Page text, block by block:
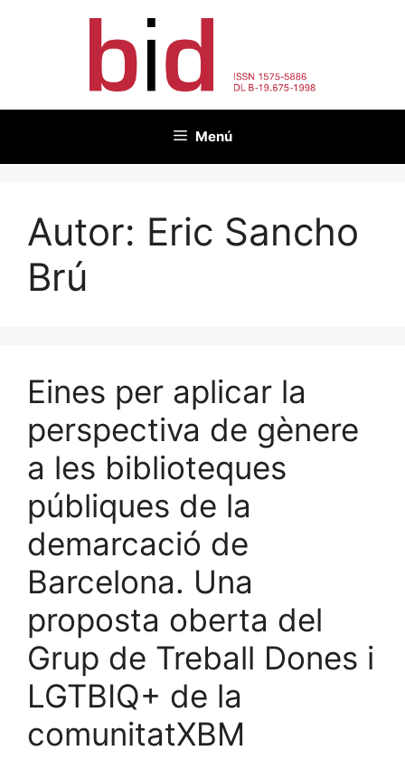
Menú
Autor: Eric Sancho
Brú
Eines per aplicar la
perspectiva de gènere
a les biblioteques
públiques de la
demarcació de
Barcelona. Una
proposta oberta del
Grup de Treball Dones i
LGTBIQ+ de la
comunitatXBM